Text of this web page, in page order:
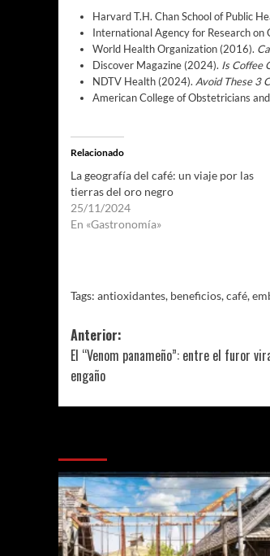
Harvard T.H. Chan School of Public
International Agency for Research on
World Health Organization (2016).
Discover Magazine (2024). Is Coffee
NDTV Health (2024). Avoid These 3
American College of Obstetricians
Relacionado
La geografía del café: un viaje por las
tierras del oro negro
25/11/2024
En «Gastronomía»
Tags: antioxidantes, beneficios,café,
Navegación
de
entradas
Anterior:
El “Venom panameño”: entre el furor
engaño